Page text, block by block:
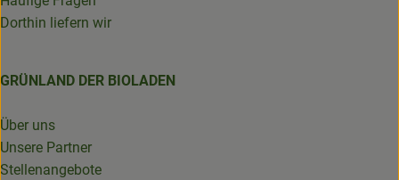
Dorthin liefern wir
GRÜNLAND DER BIOLADEN
Über uns
Unsere Partner
Stellenangebote